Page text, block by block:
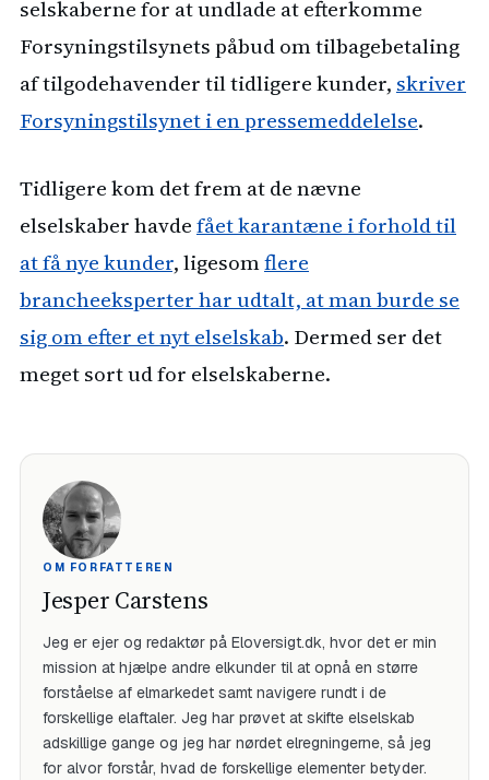
selskaberne for at undlade at efterkomme
Forsyningstilsynets påbud om tilbagebetaling
af tilgodehavender til tidligere kunder, skriver
Forsyningstilsynet i en pressemeddelelse.
Tidligere kom det frem at de nævne
elselskaber havdefået karantæne i forhold til
at få nye kunder, ligesomflere
brancheeksperter har udtalt, at man burde se
sig om efter et nyt elselskab. Dermed ser det
meget sort ud for elselskaberne.
OM FORFATTEREN
Jesper Carstens
Jeg er ejer og redaktør på Eloversigt.dk, hvor det er min
mission at hjælpe andre elkunder til at opnå en større
forståelse af elmarkedet samt navigere rundt i de
forskellige elaftaler. Jeg har prøvet at skifte elselskab
adskillige gange og jeg har nørdet elregningerne, så jeg
for alvor forstår, hvad de forskellige elementer betyder.